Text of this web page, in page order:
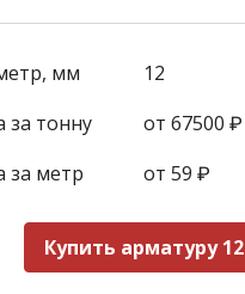
мм
12
за тонну
от 67500 ₽
за метр
от 59 ₽
Купить арматуру 12